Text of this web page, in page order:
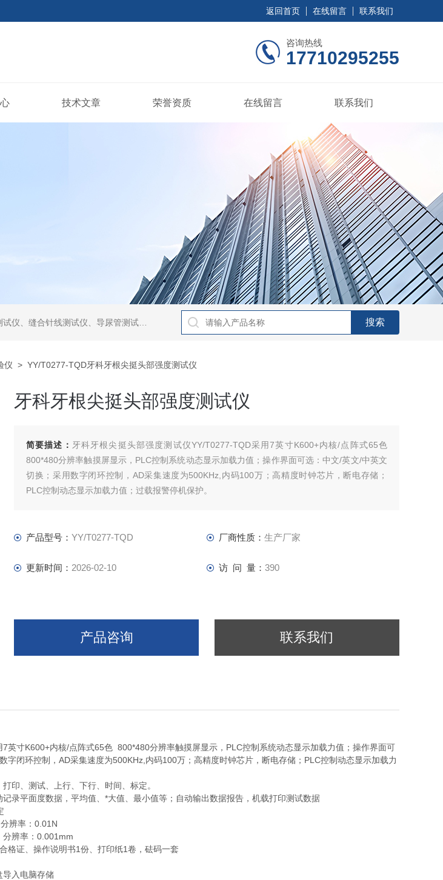
返回首页 在线留言 联系我们
咨询热线
17710295255
技术文章 荣誉资质 在线留言 联系我们
测试仪、导引管导丝测试仪、针灸针测试仪、留置针测试仪
仪 > YY/T0277-TQD牙科牙根尖挺头部强度测试仪
牙科牙根尖挺头部强度测试仪
简要描述： 牙科牙根尖挺头部强度测试仪YY/T0277-TQD采用7英寸K600+内核/点阵式65色
800*480分辨率触摸屏显示，PLC控制系统动态显示加载力值；操作界面可选：中文/英文/中英文
切换；采用数字闭环控制，AD采集速度为500KHz,内码100万；高精度时钟芯片，断电存储；
PLC控制动态显示加载力值；过载报警停机保护。
产品型号： YY/T0277-TQD 厂商性质： 生产厂家
更新时间： 2026-02-10 访 问 量： 390
产品咨询 联系我们
7英寸K600+内核/点阵式65色 800*480分辨率触摸屏显示，PLC控制系统动态显示加载力值；操作界面可
字闭环控制，AD采集速度为500KHz,内码100万；高精度时钟芯片，断电存储；PLC控制动态显示加载力
印、测试、上行、下行、时间、标定。
记录平面度数据，平均值、*大值、最小值等；自动输出数据报告，机载打印测试数据
辨率：0.01N
辨率：0.001mm
格证、操作说明书1份、打印纸1卷，砝码一套
导入电脑存储